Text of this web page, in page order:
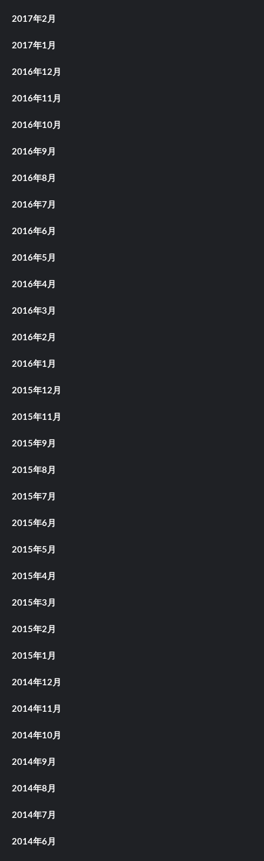
2017年2月
2017年1月
2016年12月
2016年11月
2016年10月
2016年9月
2016年8月
2016年7月
2016年6月
2016年5月
2016年4月
2016年3月
2016年2月
2016年1月
2015年12月
2015年11月
2015年9月
2015年8月
2015年7月
2015年6月
2015年5月
2015年4月
2015年3月
2015年2月
2015年1月
2014年12月
2014年11月
2014年10月
2014年9月
2014年8月
2014年7月
2014年6月